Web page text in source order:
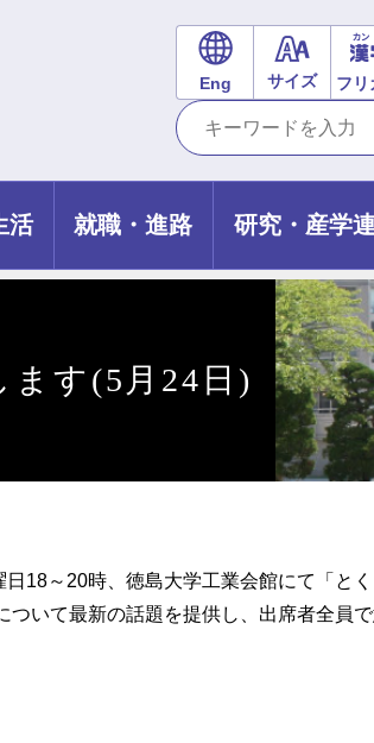
Eng サイズ フリ
活 就職・進路 研究・産学
ます(5月24日)
18～20時、徳島大学工業会館にて「と
いて最新の話題を提供し、出席者全員で